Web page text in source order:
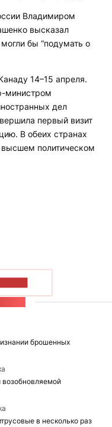
Владимиром
высказал
бы “подумать о
14–15 апреля.
министром
дел
первый визит
В обеих странах
политическом
брошенных
возобновляемой
в несколько раз